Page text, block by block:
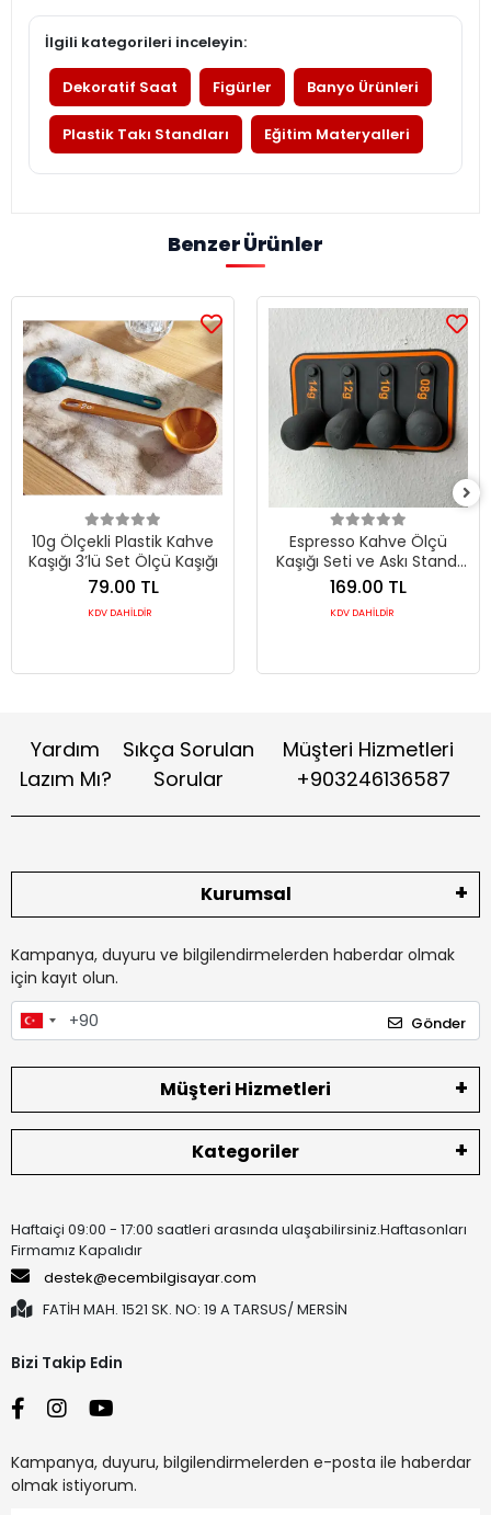
İlgili kategorileri inceleyin:
Dekoratif Saat Figürler Banyo Ürünleri
Plastik Takı Standları Eğitim Materyalleri
Benzer Ürünler
10g Ölçekli Plastik Kahve
Kaşığı 3’lü Set Ölçü Kaşığı
79.00 TL
KDV DAHİLDİR
Espresso Kahve Ölçü
Kaşığı Seti ve Askı Standı
4’lü
169.00 TL
KDV DAHİLDİR
Yardım
Lazım Mı?
Sıkça Sorulan
Sorular
Müşteri Hizmetleri
+903246136587
Kurumsal
Kampanya, duyuru ve bilgilendirmelerden haberdar olmak
için kayıt olun.
Gönder
Müşteri Hizmetleri
Kategoriler
Haftaiçi 09:00 - 17:00 saatleri arasında ulaşabilirsiniz.Haftasonları
Firmamız Kapalıdır
destek@ecembilgisayar.com
FATİH MAH. 1521 SK. NO: 19 A TARSUS/ MERSİN
Bizi Takip Edin
Kampanya, duyuru, bilgilendirmelerden e-posta ile haberdar
olmak istiyorum.